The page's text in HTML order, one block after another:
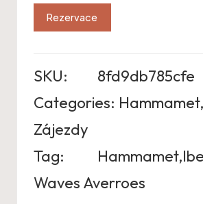
Rezervace
SKU:
8fd9db785cfe
Categories: Hammamet,
Zájezdy
Tag:
Waves Averroes